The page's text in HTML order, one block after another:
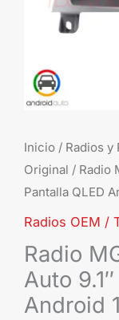
Inicio / Radios y
Original / Radio
Pantalla QLED
Radios OEM /
Radio
Auto
Android